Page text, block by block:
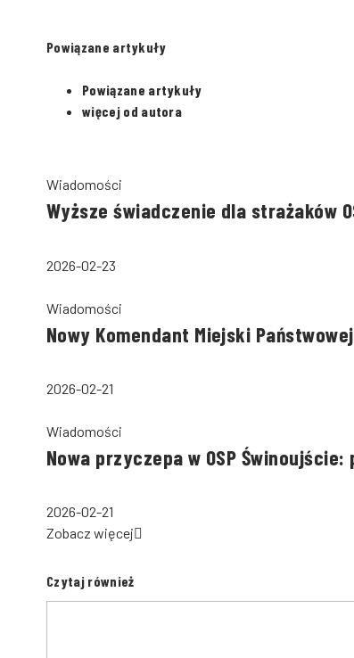
Powiązane artykuły
Powiązane artykuły
więcej od autora
Wiadomości
Wyższe świadczenie dla strażaków
2026-02-23
Wiadomości
Nowy Komendant Miejski
2026-02-21
Wiadomości
Nowa przyczepa w OSP
2026-02-21
Zobacz więcej
Czytaj również